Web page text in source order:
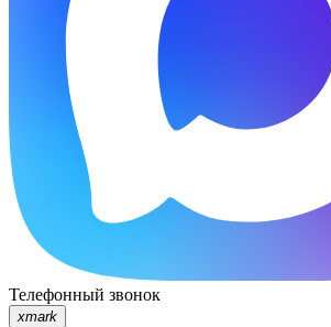
Телефонный звонок
xmark